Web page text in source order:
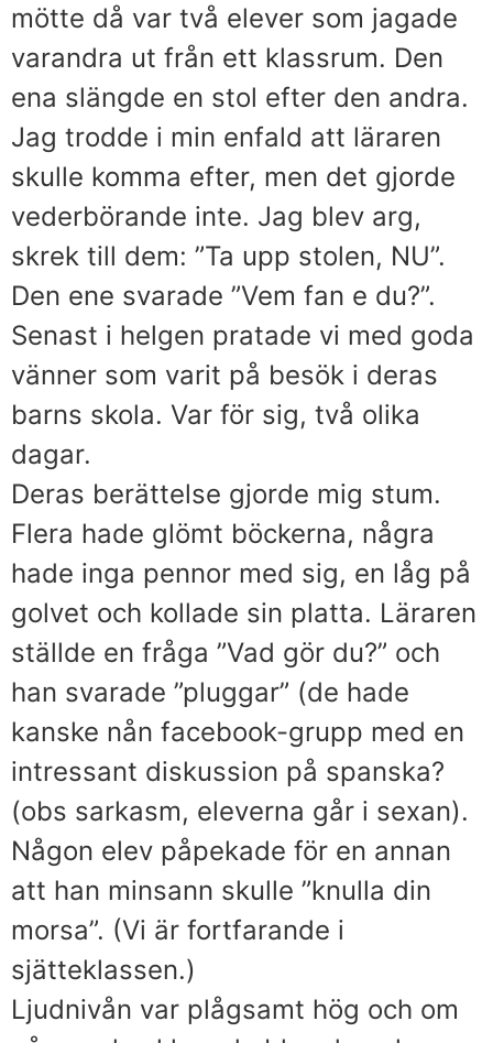
mötte då var två elever som jagade
varandra ut från ett klassrum. Den
ena slängde en stol efter den andra.
Jag trodde i min enfald att läraren
skulle komma efter, men det gjorde
vederbörande inte. Jag blev arg,
skrek till dem: ”Ta upp stolen, NU”.
Den ene svarade ”Vem fan e du?”.
Senast i helgen pratade vi med goda
vänner som varit på besök i deras
barns skola. Var för sig, två olika
dagar.
Deras berättelse gjorde mig stum.
Flera hade glömt böckerna, några
hade inga pennor med sig, en låg på
golvet och kollade sin platta. Läraren
ställde en fråga ”Vad gör du?” och
han svarade ”pluggar” (de hade
kanske nån facebook-grupp med en
intressant diskussion på spanska?
(obs sarkasm, eleverna går i sexan).
Någon elev påpekade för en annan
att han minsann skulle ”knulla din
morsa”. (Vi är fortfarande i
sjätteklassen.)
Ljudnivån var plågsamt hög och om